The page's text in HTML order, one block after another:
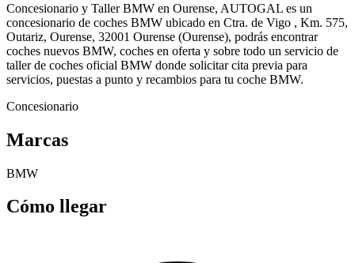
Concesionario y Taller BMW en Ourense, AUTOGAL es un
concesionario de coches BMW ubicado en Ctra. de Vigo , Km. 575,
Outariz, Ourense, 32001 Ourense (Ourense), podrás encontrar
coches nuevos BMW, coches en oferta y sobre todo un servicio de
taller de coches oficial BMW donde solicitar cita previa para
servicios, puestas a punto y recambios para tu coche BMW.
Concesionario
Marcas
BMW
Cómo llegar